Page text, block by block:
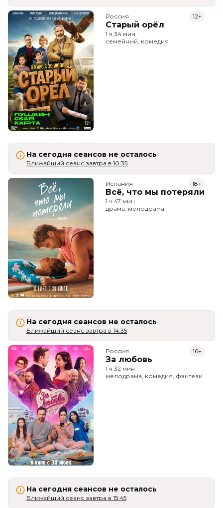
Россия
Старый орёл
12+
1 ч 34 мин
семейный, комедия
На сегодня сеансов не осталось
Ближайший сеанс завтра в 10:35
Испания
Всё, что мы потеряли
18+
1 ч 47 мин
драма, мелодрама
На сегодня сеансов не осталось
Ближайший сеанс завтра в 14:35
Россия
За любовь
16+
1 ч 32 мин
мелодрама, комедия, фэнтези
На сегодня сеансов не осталось
Ближайший сеанс завтра в 15:45